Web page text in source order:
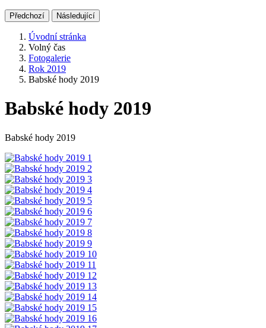
Předchozí Následující
Úvodní stránka
Volný čas
Fotogalerie
Rok 2019
Babské hody 2019
Babské hody 2019
Babské hody 2019